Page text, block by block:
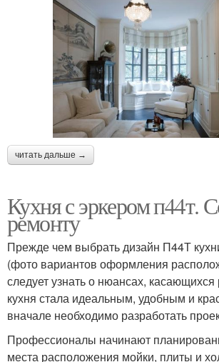
читать дальше →
Кухня с эркером п44т.
ремонту
Прежде чем выбрать дизайн П44Т
(фото вариантов оформления
следует узнать о нюансах,
кухня стала идеальным, удобным и
вначале необходимо разработать
Профессионалы начинают
места расположения мойки, плиты и